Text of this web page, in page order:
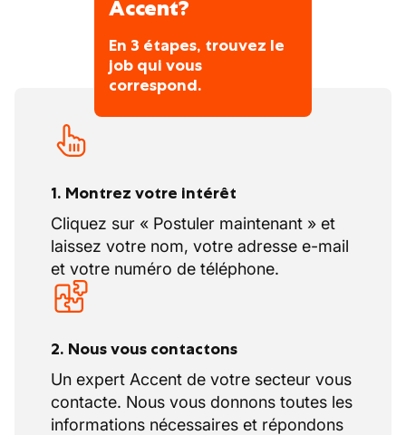
•Vous avez un bon sens de l'équilibre. Vous
travaillez avec des chalumeaux et en
•Vous respectez scrupuleusement les règles
de sécurité et travaillez en bonne entente
avec vos collègues.
peuvent varier en fonction des missions et
des conditions atmosphériques.
Accent?
En 3 étapes, trouvez le
job qui vous
correspond.
1. Montrez votre intérêt
Cliquez sur « Postuler maintenant » et
laissez votre nom, votre adresse e-mail
et votre numéro de téléphone.
2. Nous vous contactons
Un expert Accent de votre secteur vous
contacte. Nous vous donnons toutes les
informations nécessaires et répondons